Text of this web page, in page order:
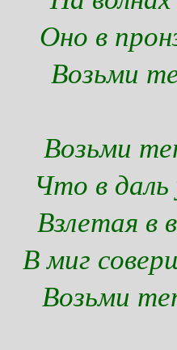
Оно в
Возьми
Возьми
Что в
Взлетая в
В миг
Возьми